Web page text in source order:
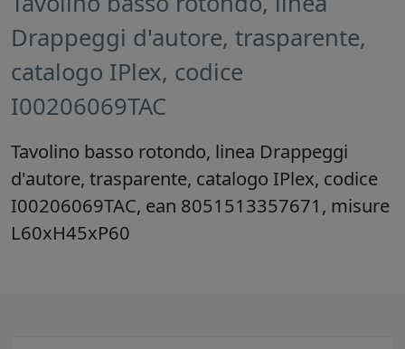
Drappeggi d'autore, trasparente,
catalogo IPlex, codice
I00206069TAC
Tavolino basso rotondo, linea Drappeggi
d'autore, trasparente, catalogo IPlex, codice
I00206069TAC, ean 8051513357671, misure
L60xH45xP60